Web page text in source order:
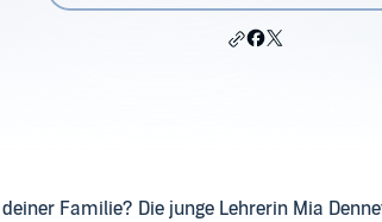
Familie? Die junge Lehrerin Mia